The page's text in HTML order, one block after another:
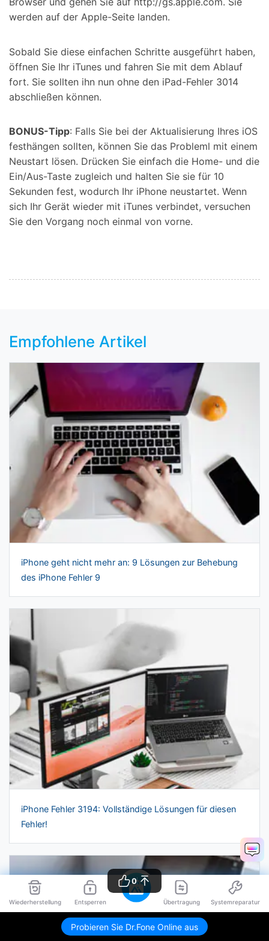
Wiederherstellung Entsperren Übertragung Systemreparatur
Probieren Sie Dr.Fone Online aus
werden auf der Apple-Seite landen.
Sobald Sie diese einfachen Schritte ausgeführt haben,
öffnen Sie Ihr iTunes und fahren Sie mit dem Ablauf
fort. Sie sollten ihn nun ohne den iPad-Fehler 3014
abschließen können.
BONUS-Tipp: Falls Sie bei der Aktualisierung Ihres iOS
festhängen sollten, können Sie das Probleml mit einem
Neustart lösen. Drücken Sie einfach die Home- und die
Ein/Aus-Taste zugleich und halten Sie sie für 10
Sekunden fest, wodurch Ihr iPhone neustartet. Wenn
sich Ihr Gerät wieder mit iTunes verbindet, versuchen
Sie den Vorgang noch einmal von vorne.
Empfohlene Artikel
iPhone geht nicht mehr an: 9 Lösungen zur Behebung
des iPhone Fehler 9
iPhone Fehler 3194: Vollständige Lösungen für diesen
Fehler!
0